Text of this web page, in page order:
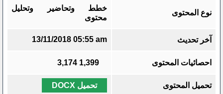
نوع المحتوى
خطط وتحاضير وتحليل
محتوى
آخر تحديث 13/11/2018 05:55 am
احصائيات المحتوى 1,399
3,174
تحميل المحتوى تحميل DOCX